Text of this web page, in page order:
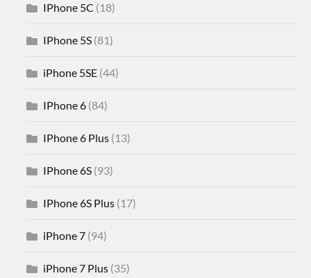
IPhone 5C (18)
IPhone 5S (81)
iPhone 5SE (44)
IPhone 6 (84)
IPhone 6 Plus (13)
IPhone 6S (93)
IPhone 6S Plus (17)
iPhone 7 (94)
iPhone 7 Plus (35)